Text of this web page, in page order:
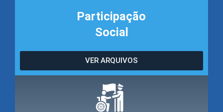
Participação
Social
VER ARQUIVOS